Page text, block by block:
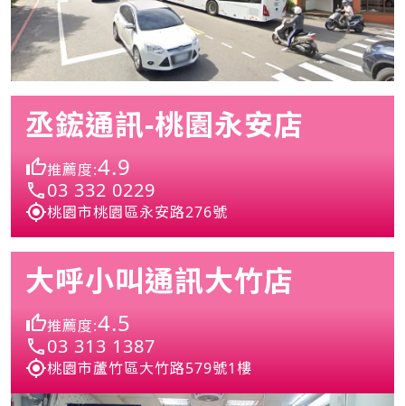
丞鋐通訊-桃園永安店
推薦度:4.9
03 332 0229
桃園市桃園區永安路276號
大呼小叫通訊大竹店
推薦度:4.5
03 313 1387
桃園市蘆竹區大竹路579號1樓